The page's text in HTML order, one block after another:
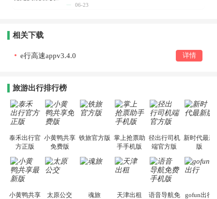
06-23
相关下载
e行高速appv3.4.0 详情
旅游出行排行榜
泰禾出行官
方正版
小黄鸭共享
免费版
铁旅官方版 掌上抢票助
手手机版
径出行司机
端官方版
新时代最新
版
小黄鸭共享
太原公交 魂旅 天津出租
语音导航免
gofun出行